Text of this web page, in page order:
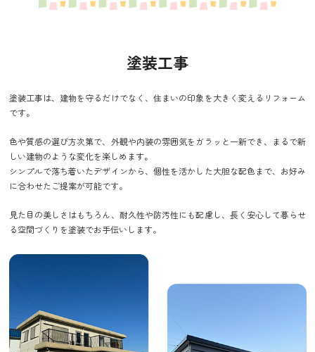
塗装工事
塗装工事は、建物を守るだけでなく、住まいの印象を大きく変えるリフォーム
です。
色や質感の選び方次第で、外観や内装の雰囲気をガラッと一新でき、まるで新
しい建物のような変化を楽しめます。
シンプルで落ち着いたデザインから、個性を活かした大胆な配色まで、お好み
に合わせたご提案が可能です。
見た目の美しさはもちろん、耐久性や防汚性にも配慮し、長く安心して暮らせ
る空間づくりを塗装でお手伝いします。